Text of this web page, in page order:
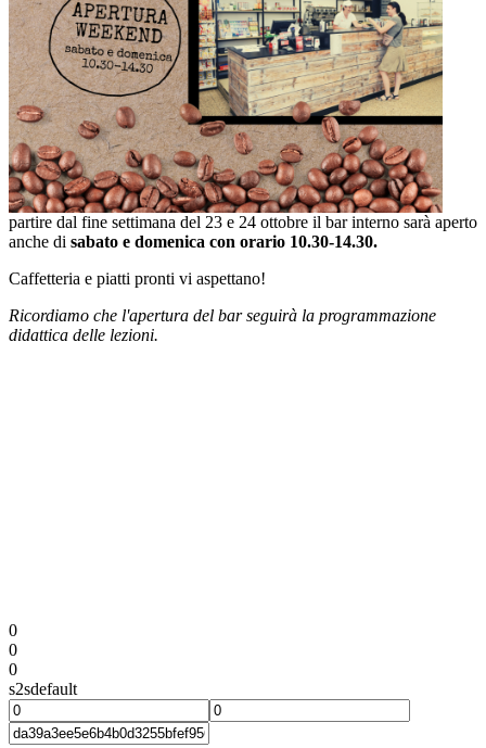
partire dal fine settimana del 23 e 24 ottobre il bar interno sarà aperto
anche di sabato e domenica con orario 10.30-14.30.
Caffetteria e piatti pronti vi aspettano!
Ricordiamo che l'apertura del bar seguirà la programmazione
didattica delle lezioni.
0
0
0
s2sdefault